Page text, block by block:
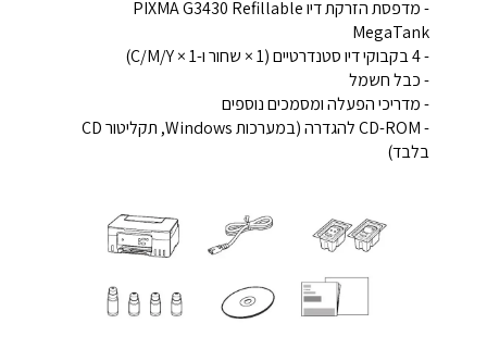
- מדפסת הזרקת דיו PIXMA G3430 Refillable
MegaTank
- 4 בקבוקי דיו סטנדרטיים (1 × שחור ו-1 × C/M/Y)
- כבל חשמל
- מדריכי הפעלה ומסמכים נוספים
- CD-ROM להגדרה (במערכות Windows, תקליטור CD
בלבד)